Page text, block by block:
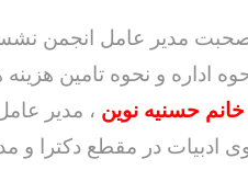
مدیر عامل انجمن
اداره و نحوه تامین
خانم حسنیه نوین ، مدیر
ادبیات در مقطع دکترا